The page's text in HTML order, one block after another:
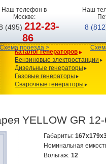
Наш телефон в
Москве:
(495)212-23-
86
Схема проезда >
Наш
8
Каталог генераторов
Бензиновые электростанции
Дизельные генераторы
Газовые генераторы
Сварочные генераторы
YELLOW GR
Габариты:
Номинальная
Вольтаж: 12